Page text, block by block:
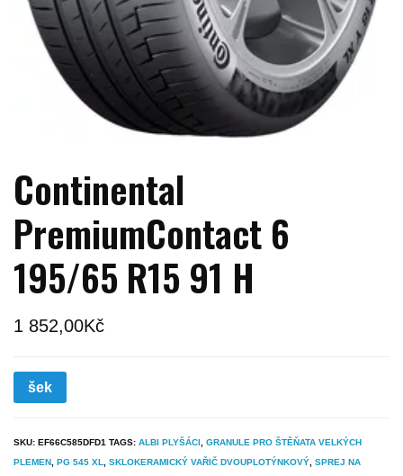
Continental
PremiumContact 6
195/65 R15 91 H
1 852,00Kč
šek
SKU: EF66C585DFD1 TAGS: ALBI PLYŠÁCI , GRANULE PRO ŠTĚŇATA VELKÝCH
PLEMEN, PG 545 XL, SKLOKERAMICKÝ VAŘIČ DVOUPLOTÝNKOVÝ, SPREJ NA